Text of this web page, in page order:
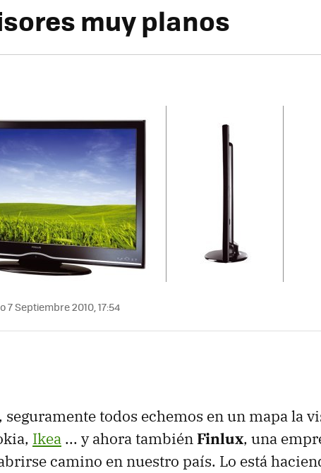
muy planos
7 Septiembre 2010, 17:54
todos echemos en un mapa la
Ikea ... y ahora tambiénFinlux, una
camino en nuestro país. Lo está